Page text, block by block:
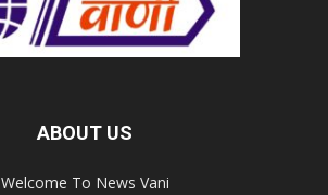
ABOUT US
Welcome To News Vani